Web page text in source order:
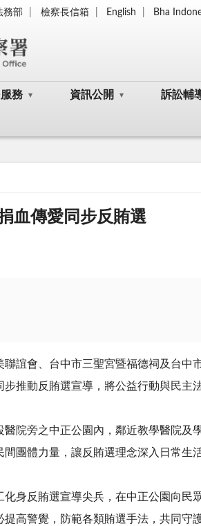
務部 檢察長信箱 English Bha
務 資訊公開 訴訟輔
血傳愛同步反賄選
會、台中市三聖宮暨福德祠及台中
推動反賄選宣導，將公益行動與民主
旁之中正公園內，鄰近教學醫院及
團體力量，讓反賄選理念深入日常生活
反賄選宣導尖兵，在中正公園向民
高警覺，防範各類賄選手法，共同守